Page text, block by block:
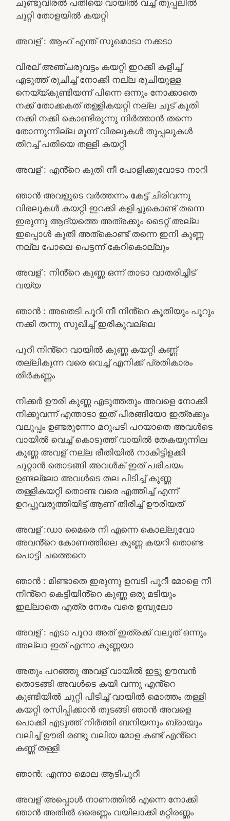
ചൂണ്ടുവിരൽ പതിയെ വായിൽ വച്ച് തുപ്പലിൽ
ചുറ്റി തോളയിൽ കയറ്റി
അവള് : ആഹ് എന്ത് സുഖമാടാ നക്കടാ
വിരല് അഞ്ചരുവട്ടം കയറ്റി ഇറക്കി കളിച്ച്
എടുത്ത് രുചിച്ച് നോക്കി നല്ല രുചിയുള്ള
നെയ്യ്കുണ്ടിയന്ന് പിന്നെ ഒന്നും നോക്കാതെ
നക്ക് തോക്കകത് തള്ളികയറ്റി നല്ല ചൂട് കൂതി
നക്കി നക്കി കൊണ്ടിരുന്നു നിർത്താൻ തന്നെ
തോന്നുന്നില്ല മൂന്ന് വിരലുകൾ തുപ്പലുകൾ
തിറച്ച് പതിയെ തള്ളി കയറ്റി
അവള് : എൻ്റെ കൂതി നീ പോളിക്കുവോടാ നാറി
ഞാൻ അവളുടെ വർത്തന്നം കേട്ട് ചിരിവന്നു
വിരലുകൾ കയറ്റി ഇറക്കി കളിച്ചുകൊണ്ട് തന്നെ
ഇരുന്നു ആദ്യത്തെ അത്രക്കും ടൈറ്റ് അല്ല
ഇപ്പൊൾ കൂതി അത്കൊണ്ട് തന്നെ ഇനി കുണ്ണ
നല്ല പോലെ പെട്ടന്ന് കേറികൊല്ലും
അവള് : നിൻ്റെ കുണ്ണ ഒന്ന് താടാ വാതരിച്ചിട്
വയ്യ
ഞാൻ : അതെടി പൂറീ നീ നിൻ്റെ കൂതിയും പൂറും
നക്കി തന്നു സുഖിച്ച് ഇരികുവല്ലെ
പൂറീ നിൻ്റെ വായിൽ കുണ്ണ കയറ്റി കണ്ണ്
തല്ലികുന്ന വരെ വെച്ച് എനിക്ക് പ്രതികാരം
തീർകണ്ണം
നിക്കർ ഊരി കുണ്ണ എടുത്തതും അവളെ നോക്കി
നിക്കുവന്ന് എന്താടാ ഇത് പീരങ്ങിയോ ഇത്രക്കും
വലുപ്പം ഉണ്ടരുന്നോ മറുപടി പറയാതെ അവൾടെ
വായിൽ വെച്ച് കൊടുത്ത് വായിൽ തേകയുന്നില
കുണ്ണ അവള് നല്ല രീതിയിൽ നാകിട്ടിളക്കി
ചുറ്റാൻ തൊടങ്ങി അവൾക് ഇത് പരിചയം
ഉണ്ടല്ലോ അവൾടെ തല പിടിച്ച് കുണ്ണ
തള്ളികയറ്റി തൊണ്ട വരെ എത്തിച്ച് എന്ന്
ഉറപ്പുവരുത്തിയിട്ട് ആണ് തിരിച്ച് ഊരിയത്
അവള് :ഡാ മൈരെ നീ എന്നെ കൊല്ലുവോ
അവൻ്റെ കോണത്തിലെ കുണ്ണ കയറി തൊണ്ട
പൊട്ടി ചത്തെനെ
ഞാൻ : മിണ്ടാതെ ഇരുന്നു ഉമ്പടി പൂറീ മോളെ നീ
നിൻ്റെ കെട്ടിയിൻ്റെ കുണ്ണ ഒരു മടിയും
ഇല്ലാതെ എത്ര നേരം വരെ ഉമ്പുലോ
അവള് : എടാ പൂറാ അത് ഇത്രക്ക് വലുത് ഒന്നും
അല്ലാ ഇത് എന്നാ കുണ്ണയാ
അതും പറഞ്ഞു അവള് വായിൽ ഇട്ടു ഊമ്പൻ
തൊടങ്ങി അവൾടെ കയി വന്നു എൻ്റെ
കുണ്ടിയിൽ ചുറ്റി പിടിച്ച് വായിൽ മൊത്തം തള്ളി
കയറ്റി രസിപ്പിക്കാൻ തുടങ്ങി ഞാൻ അവളെ
പൊക്കി എടുത്ത് നിർത്തി ബനിയനും ബ്രായും
വലിച്ച് ഊരി രണ്ടു വലിയ മോള കണ്ട് എൻ്റെ
കണ്ണ് തള്ളി
ഞാൻ: എന്നാ മൊല ആടിപൂറീ
അവള് അപ്പൊൾ നാണത്തിൽ എന്നെ നോക്കി
ഞാൻ അതിൽ ഒരെണ്ണം വയിലാക്കി മറ്റിരണ്ണം